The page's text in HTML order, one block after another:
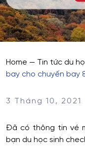
Home — Tin tức du
bay cho chuyến bay
3 Tháng 10, 2021
Đã có thông tin vé
bạn du học sinh